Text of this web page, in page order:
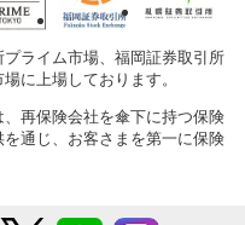
ライム市場、福岡証券取引所
に上場しております。
、再保険会社を傘下に持つ保険
通じ、お客さまを第一に保険